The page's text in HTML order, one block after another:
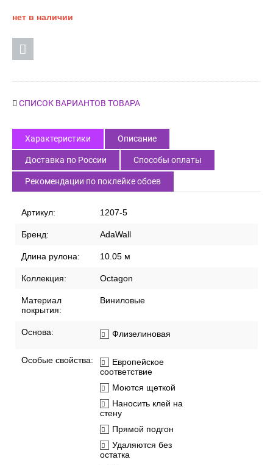
нет в наличии
СПИСОК ВАРИАНТОВ ТОВАРА
Характеристики Описание
Доставка по России Способы оплаты
Рекомендации по поклейке обоев
Артикул: 1207-5
Бренд: AdaWall
Длина рулона: 10.05 м
Коллекция: Octagon
Материал
покрытия:
Виниловые
Основа: Флизелиновая
Особые свойства:
Европейское
соответствие
Моются щеткой
Наносить клей на
стену
Прямой подгон
Удаляются без
остатка